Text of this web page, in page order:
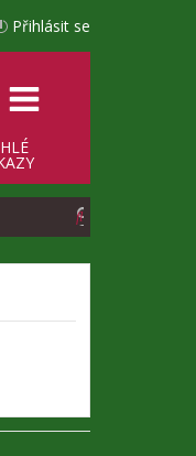
Přihlásit se
H